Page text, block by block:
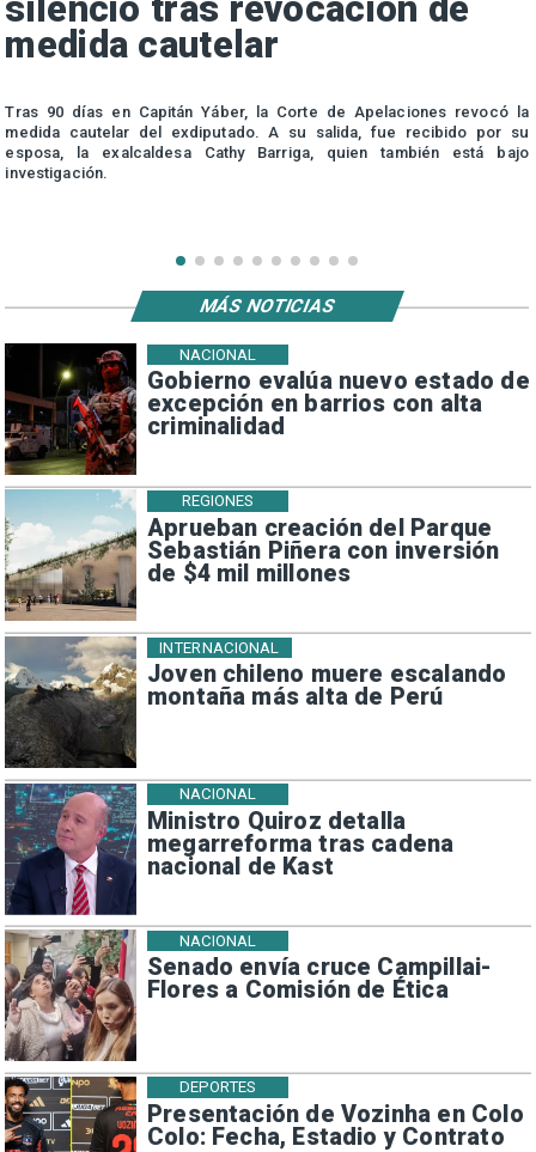
silencio tras revocación de
medida cautelar
Tras 90 días en Capitán Yáber, la Corte de Apelaciones revocó la
medida cautelar del exdiputado. A su salida, fue recibido por su
esposa, la exalcaldesa Cathy Barriga, quien también está bajo
investigación.
Gobierno evalúa nuevo estado de
excepción en barrios con alta
criminalidad
NACIONAL
Aprueban creación del Parque
Sebastián Piñera con inversión
de $4 mil millones
REGIONES
Joven chileno muere escalando
montaña más alta de Perú
INTERNACIONAL
Ministro Quiroz detalla
megarreforma tras cadena
nacional de Kast
NACIONAL
Senado envía cruce Campillai-
Flores a Comisión de Ética
NACIONAL
Presentación de Vozinha en Colo
Colo: Fecha, Estadio y Contrato
DEPORTES
MÁS NOTICIAS